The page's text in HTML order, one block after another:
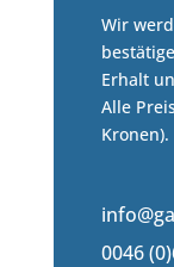
Wir
Erhalt
Alle
Kronen).
0046